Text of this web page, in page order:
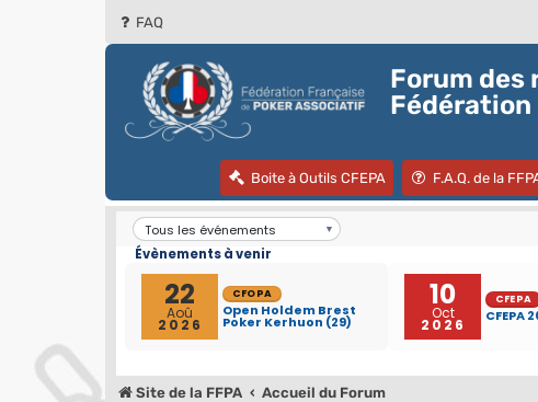
FAQ
Forum des
Fédération
Boite à Outils CFEPA(Ouvre un nouvel
F.A.Q. de la
Site de la FFPA Accueil du Forum